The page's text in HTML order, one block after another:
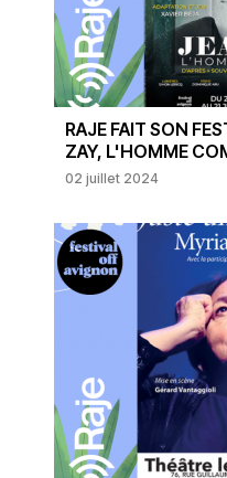
RAJE FAIT SON
ZAY, L'HOMME
02 juillet 2024